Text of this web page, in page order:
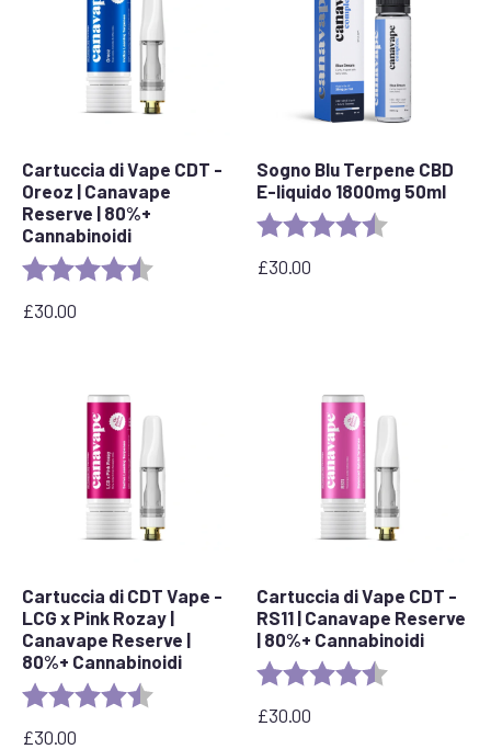
Cartuccia di Vape CDT -
Oreoz | Canavape
Reserve | 80%+
Cannabinoidi
Valutazione: 4.4 out of 5 stars
£30.00
Sogno Blu Terpene CBD
E-liquido 1800mg 50ml
Valutazione:
£30.00
Cartuccia di CDT Vape -
LCG x Pink Rozay |
Canavape Reserve |
80%+ Cannabinoidi
Valutazione: 4.6 out of 5 stars
£30.00
Cartuccia di Vape CDT -
RS11 | Canavape Reserve
| 80%+ Cannabinoidi
Valutazione:
£30.00